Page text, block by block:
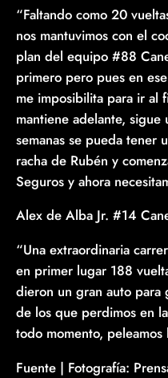
“Faltando como 20
nos mantuvimos con el
plan del equipo #88
primero pero pues en
me imposibilita para ir al
mantiene adelante,
semanas se pueda tener
racha de Rubén y
Seguros y ahora
Alex de Alba Jr. #14
“Una extraordinaria
en primer lugar 188
dieron un gran auto para
de los que perdimos en
todo momento,
Fuente | Fotografía: